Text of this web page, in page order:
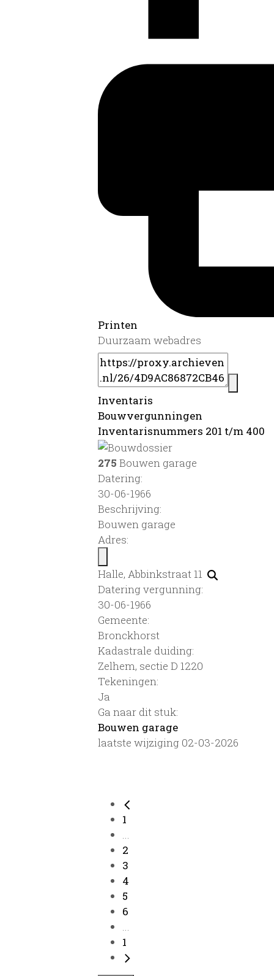
Printen
Duurzaam webadres
Inventaris
Bouwvergunningen
Inventarisnummers 201 t/m 400
275 Bouwen garage
Datering:
30-06-1966
Beschrijving:
Bouwen garage
Adres:
Halle, Abbinkstraat 11
Datering vergunning:
30-06-1966
Gemeente:
Bronckhorst
Kadastrale duiding:
Zelhem, sectie D 1220
Tekeningen:
Ja
Ga naar dit stuk:
Bouwen garage
laatste wijziging 02-03-2026
1
...
2
3
4
5
6
...
1